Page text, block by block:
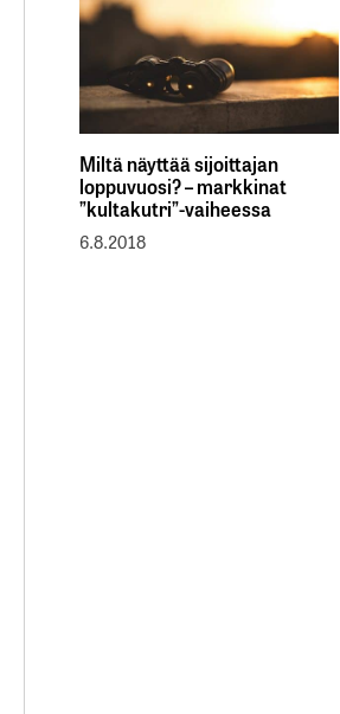
Miltä näyttää sijoittajan
loppuvuosi? – markkinat
”kultakutri”-vaiheessa
6.8.2018